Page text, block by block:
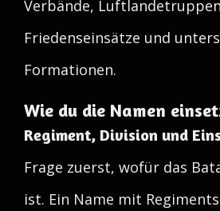
Verbände,
Friedenseinsätze und
Formationen.
Wie du die Namen
Regiment, Division und
Frage zuerst, wofür das
ist. Ein Name mit